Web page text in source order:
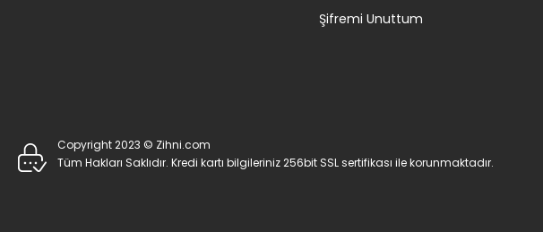
Şifremi Unuttum
Copyright 2023 © Zihni.com
Tüm Hakları Saklıdır. Kredi kartı bilgileriniz 256bit SSL sertifikası ile korunmaktadır.